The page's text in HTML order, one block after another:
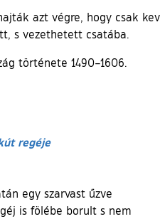
azt végre, hogy csak
s vezethetett csatába.
története 1490–1606.
regéje
egy szarvast űzve
is fölébe borult s nem